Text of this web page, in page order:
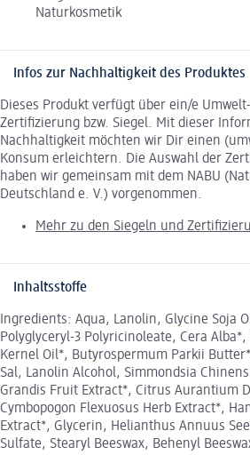
Naturkosmetik
Infos zur Nachhaltigkeit des Produktes
Dieses Produkt verfügt über ein/e
Zertifizierung bzw. Siegel. Mit dieser
Nachhaltigkeit möchten wir Dir einen
Konsum erleichtern. Die Auswahl der
haben wir gemeinsam mit dem NABU
Deutschland e. V.) vorgenommen.
Mehr zu den Siegeln und
Inhaltsstoffe
Ingredients: Aqua, Lanolin, Glycine Soja
Polyglyceryl-3 Polyricinoleate, Cera
Kernel Oil*, Butyrospermum Parkii
Sal, Lanolin Alcohol, Simmondsia
Grandis Fruit Extract*, Citrus Aurantium
Cymbopogon Flexuosus Herb Extract*,
Extract*, Glycerin, Helianthus Annuus
Sulfate, Stearyl Beeswax, Behenyl